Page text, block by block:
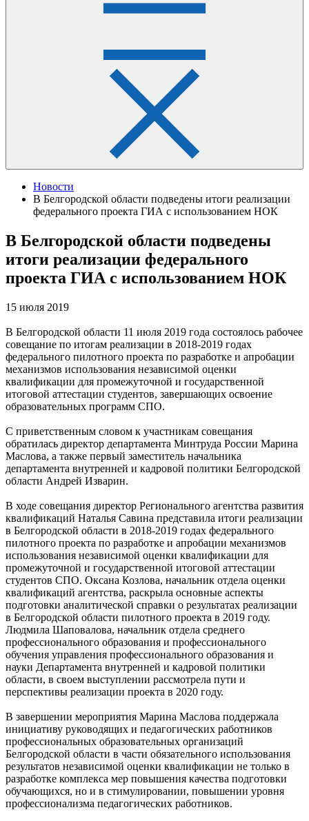
Новости
В Белгородской области подведены итоги реализации
федерального проекта ГИА с использованием НОК
В Белгородской области подведены
итоги реализации федерального
проекта ГИА с использованием НОК
15 июля 2019
В Белгородской области 11 июля 2019 года состоялось рабочее
совещание по итогам реализации в 2018-2019 годах
федерального пилотного проекта по разработке и апробации
механизмов использования независимой оценки
квалификации для промежуточной и государственной
итоговой аттестации студентов, завершающих освоение
образовательных программ СПО.
С приветственным словом к участникам совещания
обратилась директор департамента Минтруда России Марина
Маслова, а также первый заместитель начальника
департамента внутренней и кадровой политики Белгородской
области Андрей Изварин.
В ходе совещания директор Регионального агентства развития
квалификаций Наталья Савина представила итоги реализации
в Белгородской области в 2018-2019 годах федерального
пилотного проекта по разработке и апробации механизмов
использования независимой оценки квалификации для
промежуточной и государственной итоговой аттестации
студентов СПО. Оксана Козлова, начальник отдела оценки
квалификаций агентства, раскрыла основные аспекты
подготовки аналитической справки о результатах реализации
в Белгородской области пилотного проекта в 2019 году.
Людмила Шаповалова, начальник отдела среднего
профессионального образования и профессионального
обучения управления профессионального образования и
науки Департамента внутренней и кадровой политики
области, в своем выступлении рассмотрела пути и
перспективы реализации проекта в 2020 году.
В завершении мероприятия Марина Маслова поддержала
инициативу руководящих и педагогических работников
профессиональных образовательных организаций
Белгородской области в части обязательного использования
результатов независимой оценки квалификации не только в
разработке комплекса мер повышения качества подготовки
обучающихся, но и в стимулировании, повышении уровня
профессионализма педагогических работников.